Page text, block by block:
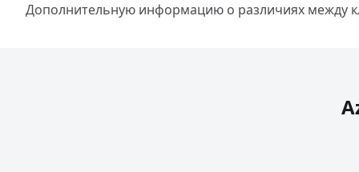
Дополнительную информацию о различиях между